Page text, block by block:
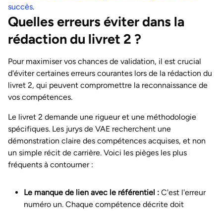
succès.
Quelles erreurs éviter dans la
rédaction du livret 2 ?
Pour maximiser vos chances de validation, il est crucial
d'éviter certaines erreurs courantes lors de la rédaction du
livret 2, qui peuvent compromettre la reconnaissance de
vos compétences.
Le livret 2 demande une rigueur et une méthodologie
spécifiques. Les jurys de VAE recherchent une
démonstration claire des compétences acquises, et non
un simple récit de carrière. Voici les pièges les plus
fréquents à contourner :
Le manque de lien avec le référentiel : C'est l'erreur
numéro un. Chaque compétence décrite doit